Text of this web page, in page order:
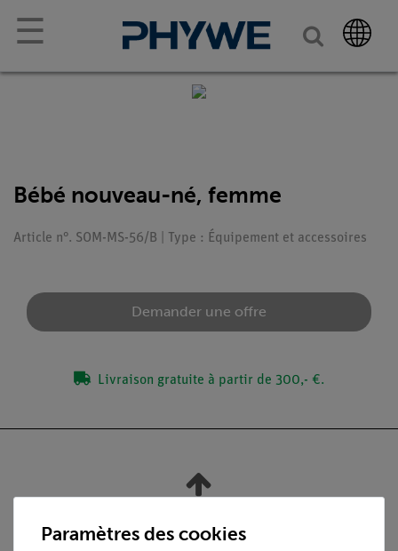
☰
Bébé nouveau-né, femme
Article n°. SOM-MS-56/B | Type : Équipement et accessoires
Demander une offre
Livraison gratuite à partir de 300,- €.
Paramètres des cookies